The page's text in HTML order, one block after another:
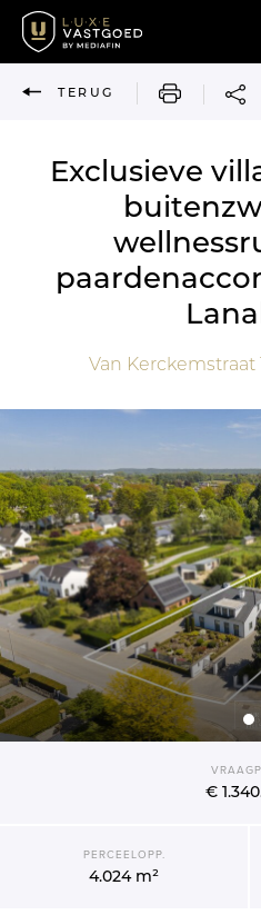
TERUG
Exclusieve
Van Kerckemstraat
€
PERCEELOPP.
4.024 m²